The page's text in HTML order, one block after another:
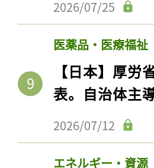
2026/07/25
医薬品・医療福祉
【日本】厚
表。自治体主
2026/07/12
エネルギー・資源